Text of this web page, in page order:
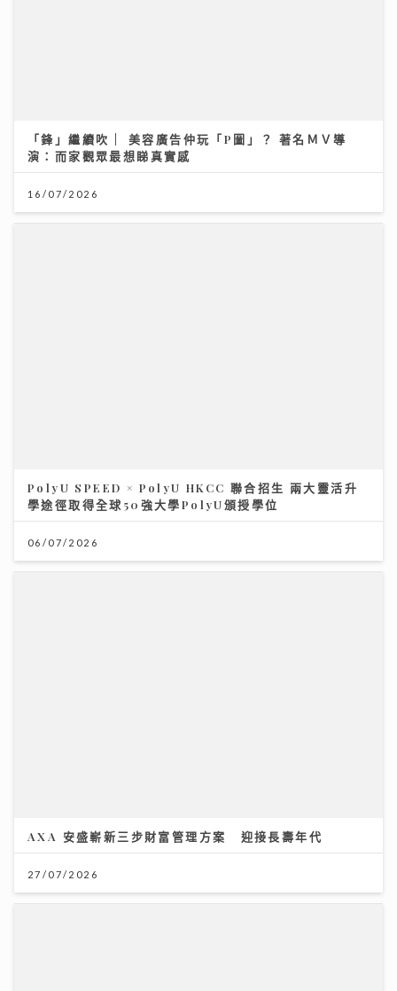
「鋒」繼續吹 | 美容廣告仲玩「P圖」？ 著名ＭＶ導
演：而家觀眾最想睇真實感
16/07/2026
PolyU SPEED × PolyU HKCC 聯合招生 兩大靈活升
學途徑取得全球50強大學PolyU頒授學位
06/07/2026
AXA 安盛嶄新三步財富管理方案 迎接長壽年代
27/07/2026